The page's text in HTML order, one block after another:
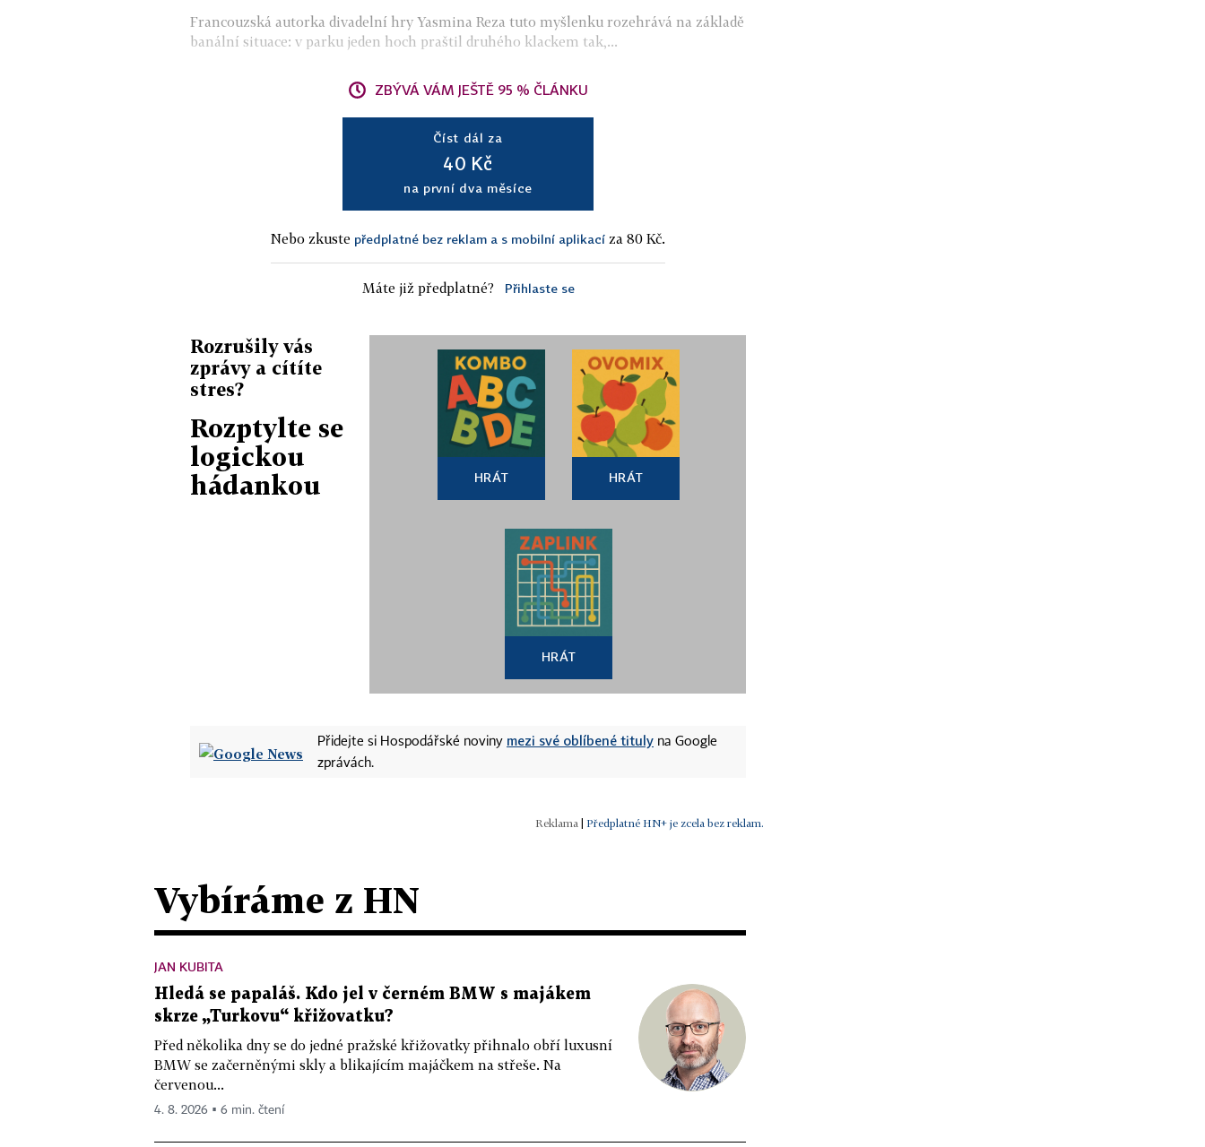
Francouzská autorka divadelní hry Yasmina Reza tuto myšlenku rozehrává na základě
banální situace: v parku jeden hoch praštil druhého klackem tak,...
ZBÝVÁ VÁM JEŠTĚ 95 % ČLÁNKU
Číst dál za
40 Kč
na první dva měsíce
Nebo zkuste předplatné bez reklam a s mobilní aplikací za 80 Kč.
Máte již předplatné? Přihlaste se
Rozrušily vás
zprávy a cítíte
stres?
Rozptylte se
logickou
hádankou
HRÁT HRÁT
HRÁT
Přidejte si Hospodářské noviny mezi své oblíbené tituly na Google
zprávách.
Předplatné HN+ je zcela bez reklam.
Vybíráme z HN
JAN KUBITA
Hledá se papaláš. Kdo jel v černém BMW s majákem
skrze „Turkovu“ křižovatku?
Před několika dny se do jedné pražské křižovatky přihnalo obří luxusní
BMW se začerněnými skly a blikajícím majáčkem na střeše. Na
červenou...
4. 8. 2026 ▪ 6 min. čtení